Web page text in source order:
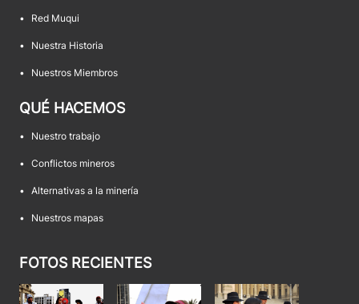
• Red Muqui
• Nuestra Historia
• Nuestros Miembros
QUÉ HACEMOS
• Nuestro trabajo
• Conflictos mineros
• Alternativas a la minería
• Nuestros mapas
FOTOS RECIENTES